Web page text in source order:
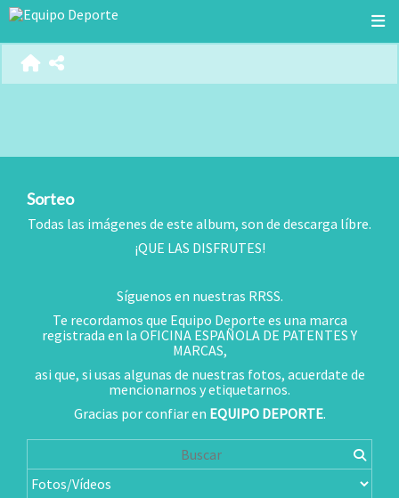
Sorteo
Todas las imágenes de este album, son de descarga líbre.
¡QUE LAS DISFRUTES!
Síguenos en nuestras RRSS.
Te recordamos que Equipo Deporte es una marca
registrada en la OFICINA ESPAÑOLA DE PATENTES Y
MARCAS,
asi que, si usas algunas de nuestras fotos, acuerdate de
mencionarnos y etiquetarnos.
Gracias por confiar en EQUIPO DEPORTE.